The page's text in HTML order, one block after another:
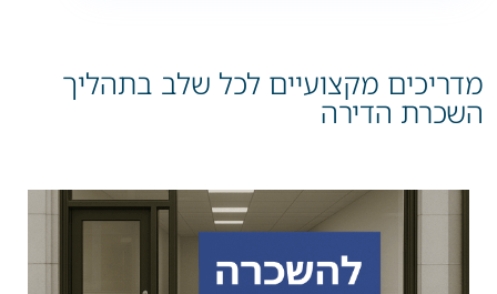
מדריכים מקצועיים לכל שלב בתהליך
השכרת הדירה